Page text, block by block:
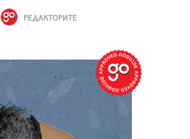
РЕДАКТОРИТЕ